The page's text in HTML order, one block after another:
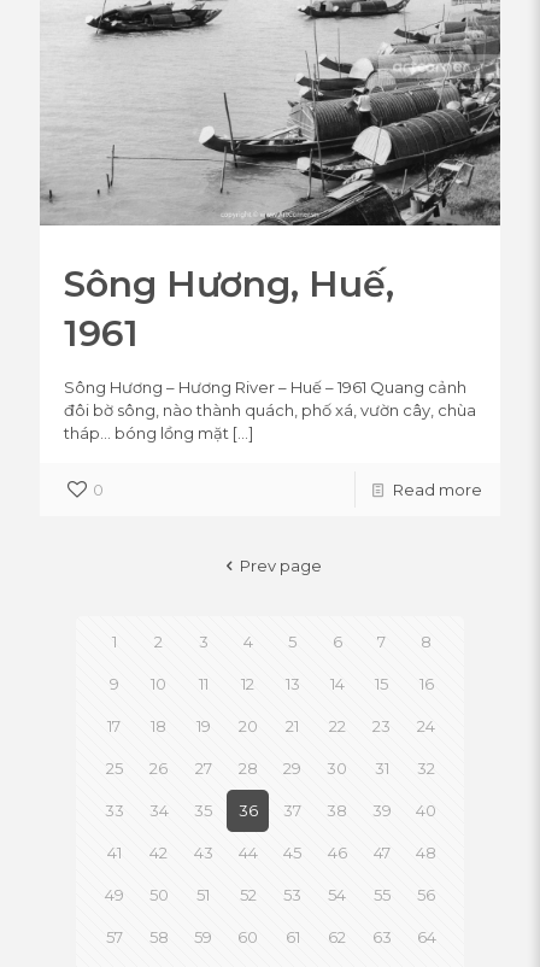
Sông Hương, Huế,
1961
Sông Hương – Hương River – Huế – 1961 Quang cảnh
đôi bờ sông, nào thành quách, phố xá, vườn cây, chùa
tháp… bóng lồng mặt […]
0 Read more
Prev page
1 2 3 4 5 6 7 8
9 10 11 12 13 14 15 16
17 18 19 20 21 22 23 24
25 26 27 28 29 30 31 32
33 34 35 36 37 38 39 40
41 42 43 44 45 46 47 48
49 50 51 52 53 54 55 56
57 58 59 60 61 62 63 64